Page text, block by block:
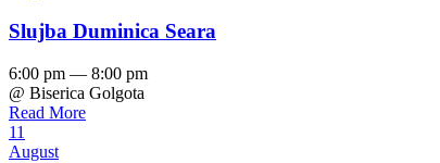
Slujba Duminica Seara
6:00 pm — 8:00 pm
@ Biserica Golgota
Read More
11
August